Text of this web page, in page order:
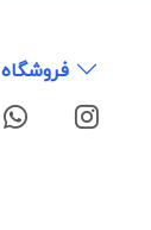
فروشگاه